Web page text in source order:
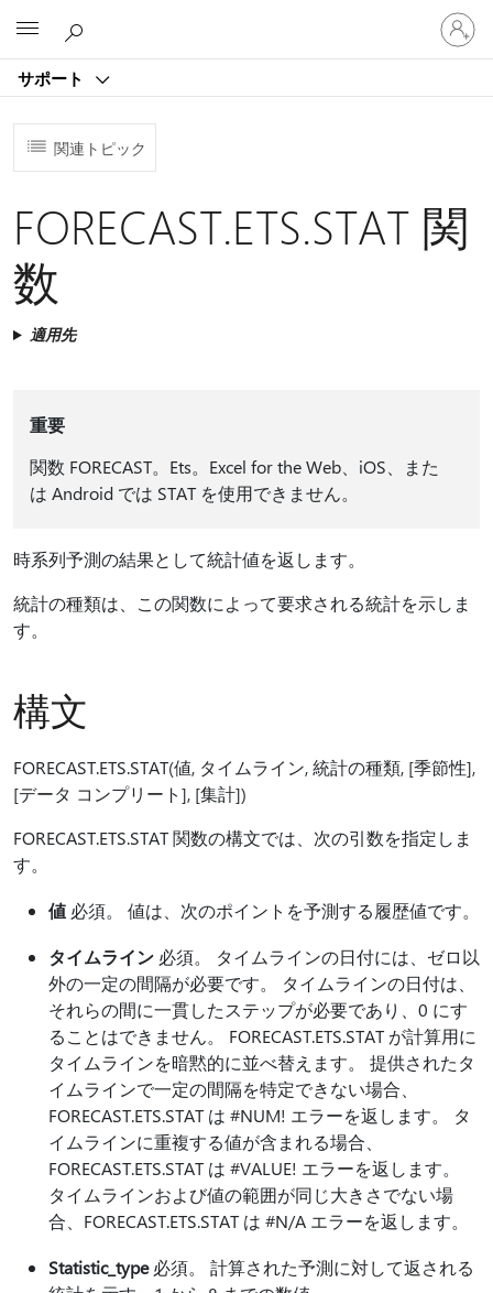
サポート
ア
カ
ウ
イ
ン
関連トピック
FORECAST.ETS.STAT 関
数
適用先
重要
関数 FORECAST。Ets。Excel for the Web、iOS、また
は Android では STAT を使用できません。
時系列予測の結果として統計値を返します。
統計の種類は、この関数によって要求される統計を示しま
す。
構文
FORECAST.ETS.STAT(値, タイムライン, 統計の種類, [季節性],
[データ コンプリート], [集計])
FORECAST.ETS.STAT 関数の構文では、次の引数を指定しま
す。
値 必須。 値は、次のポイントを予測する履歴値です。
タイムライン 必須。 タイムラインの日付には、ゼロ以
外の一定の間隔が必要です。 タイムラインの日付は、
それらの間に一貫したステップが必要であり、0 にす
ることはできません。 FORECAST.ETS.STAT が計算用に
タイムラインを暗黙的に並べ替えます。 提供されたタ
イムラインで一定の間隔を特定できない場合、
FORECAST.ETS.STAT は #NUM! エラーを返します。 タ
イムラインに重複する値が含まれる場合、
FORECAST.ETS.STAT は #VALUE! エラーを返します。
タイムラインおよび値の範囲が同じ大きさでない場
合、FORECAST.ETS.STAT は #N/A エラーを返します。
Statistic_type必須。 計算された予測に対して返される